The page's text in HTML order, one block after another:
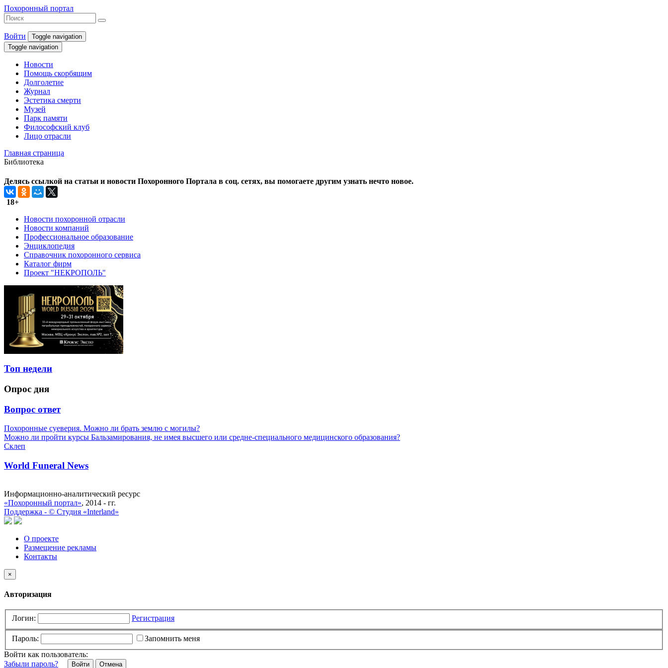
Похоронный портал
Войти
Toggle navigation
Toggle navigation
Новости
Помощь скорбящим
Долголетие
Журнал
Эстетика смерти
Музей
Парк памяти
Философский клуб
Лицо отрасли
Главная страница
Библиотека
Делясь ссылкой на статьи и новости Похоронного Портала в соц. сетях, вы помогаете другим узнать нечто новое.
18+
Новости похоронной отрасли
Новости компаний
Профессиональное образование
Энциклопедия
Справочник похоронного сервиса
Каталог фирм
Проект "НЕКРОПОЛЬ"
Топ недели
Опрос дня
Вопрос ответ
Похоронные суеверия. Можно ли брать землю с могилы?
Можно ли пройти курсы Бальзамирования, не имея высшего или средне-специального медицинского образования?
Склеп
World Funeral News
Информационно-аналитический ресурс
«Похоронный портал», 2014 - гг.
Поддержка - © Cтудия «Interland»
О проекте
Размещение рекламы
Контакты
×
Авторизация
Логин: Регистрация
Пароль:
Запомнить меня
Войти как пользователь:
Забыли пароль?
Отмена